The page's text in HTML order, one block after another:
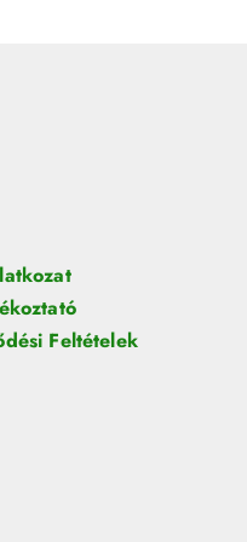
Feltételek